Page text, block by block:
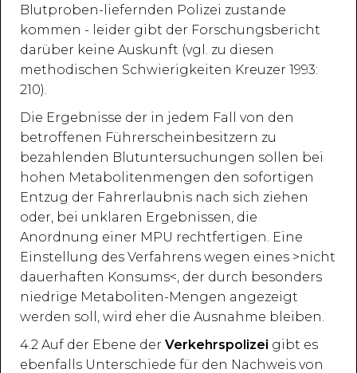
Blutproben-liefernden Polizei zustande
kommen - leider gibt der Forschungsbericht
darüber keine Auskunft (vgl. zu diesen
methodischen Schwierigkeiten Kreuzer 1993:
210).
Die Ergebnisse der in jedem Fall von den
betroffenen Führerscheinbesitzern zu
bezahlenden Blutuntersuchungen sollen bei
hohen Metabolitenmengen den sofortigen
Entzug der Fahrerlaubnis nach sich ziehen
oder, bei unklaren Ergebnissen, die
Anordnung einer MPU rechtfertigen. Eine
Einstellung des Verfahrens wegen eines >nicht
dauerhaften Konsums<, der durch besonders
niedrige Metaboliten-Mengen angezeigt
werden soll, wird eher die Ausnahme bleiben.
4.2 Auf der Ebene der Verkehrspolizei gibt es
ebenfalls Unterschiede für den Nachweis von